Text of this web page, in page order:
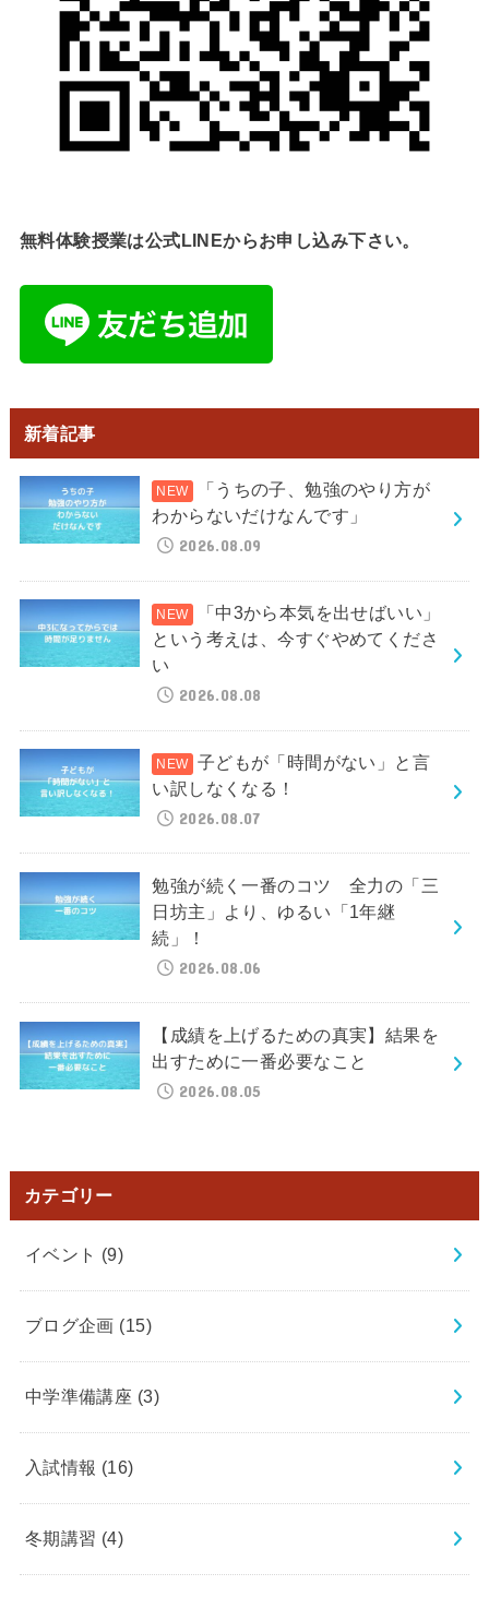
無料体験授業は公式LINEからお申し込み下さい。
新着記事
「うちの子、勉強のやり方が
わからないだけなんです」
2026.08.09
「中3から本気を出せばいい」
という考えは、今すぐやめてくださ
い
2026.08.08
子どもが「時間がない」と言
い訳しなくなる！
2026.08.07
勉強が続く一番のコツ 全力の「三
日坊主」より、ゆるい「1年継
続」！
2026.08.06
【成績を上げるための真実】結果を
出すために一番必要なこと
2026.08.05
カテゴリー
イベント (9)
ブログ企画 (15)
中学準備講座 (3)
入試情報 (16)
冬期講習 (4)